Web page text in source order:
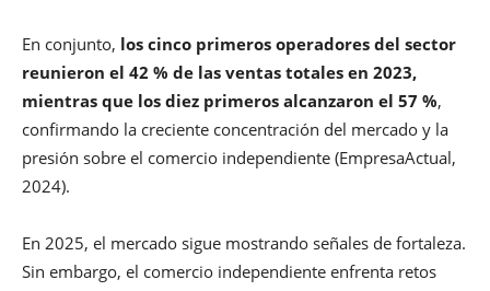
En conjunto, los cinco primeros operadores del sector
reunieron el 42 % de las ventas totales en 2023,
mientras que los diez primeros alcanzaron el 57 %,
confirmando la creciente concentración del mercado y la
presión sobre el comercio independiente (EmpresaActual,
2024).
En 2025, el mercado sigue mostrando señales de fortaleza.
Sin embargo, el comercio independiente enfrenta retos